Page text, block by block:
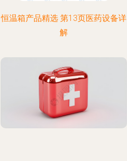
恒温箱产品精选 第13页医药设备详
解